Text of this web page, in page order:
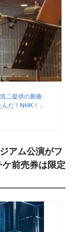
二提供の新曲
だ！NHK！」
アム公演がフ
前売券は限定